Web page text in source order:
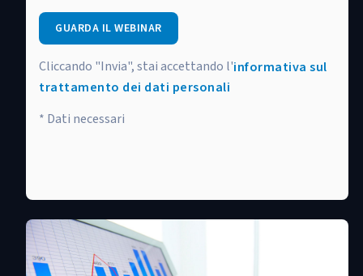
GUARDA IL WEBINAR
Cliccando "Invia", stai accettando l'informativa sul
trattamento dei dati personali
* Dati necessari